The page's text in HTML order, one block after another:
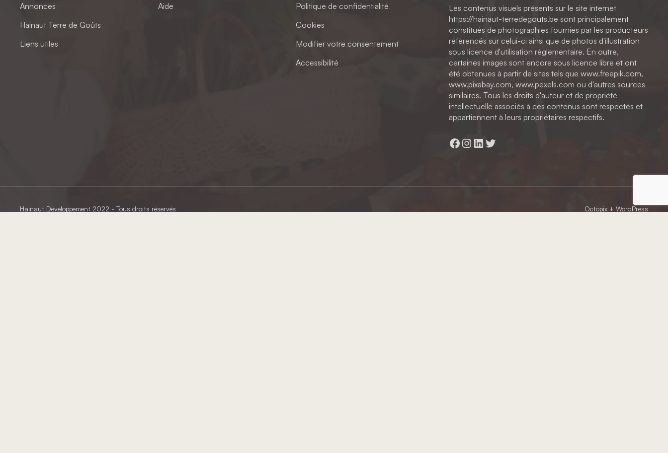
Annonces
Hainaut Terre de Goûts
Liens utiles
Aide
Politique de confidentialité
Cookies
Modifier votre consentement
Accessibilité
Les contenus visuels présents sur le site internet
https://hainaut-terredegouts.be sont principalement
constitués de photographies fournies par les producteurs
référencés sur celui-ci ainsi que de photos d'illustration
sous licence d'utilisation réglementaire. En outre,
certaines images sont encore sous licence libre et ont
été obtenues à partir de sites tels que www.freepik.com,
www.pixabay.com, www.pexels.com ou d'autres sources
similaires. Tous les droits d'auteur et de propriété
intellectuelle associés à ces contenus sont respectés et
appartiennent à leurs propriétaires respectifs.
Facebook
Instagram
LinkedIn
Twitter
Hainaut Développement 2022 - Tous droits réservés Octopix+ WordPress